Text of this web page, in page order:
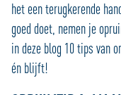
het een terugkerende
goed doet, nemen je
in deze blog 10 tips van
én blijft!